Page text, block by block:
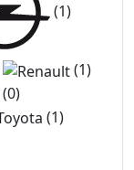
(1)
(1)
(0)
(1)